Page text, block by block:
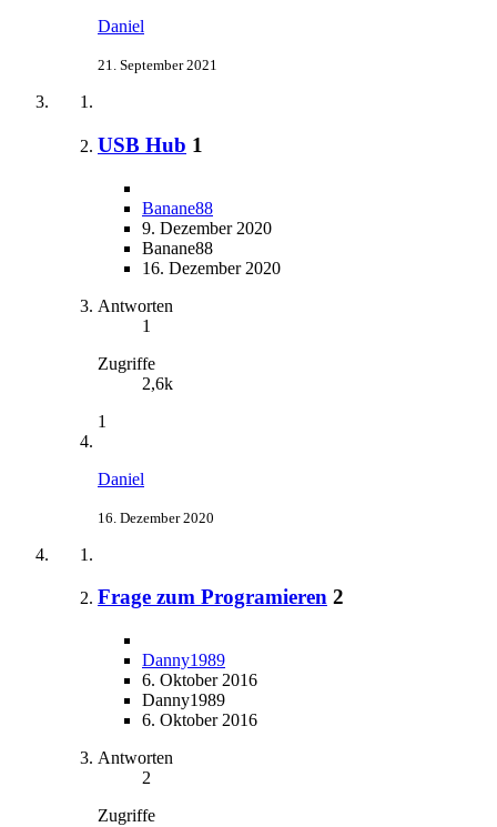
Daniel
21. September 2021
USB Hub 1
Banane88
9. Dezember 2020
Banane88
16. Dezember 2020
Antworten
1
Zugriffe
2,6k
1
Daniel
16. Dezember 2020
Frage zum Programieren 2
Danny1989
6. Oktober 2016
Danny1989
6. Oktober 2016
Antworten
2
Zugriffe